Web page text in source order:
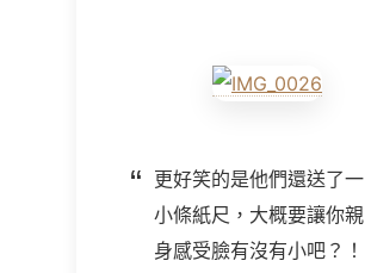
更好笑的是他們還送了一
小條紙尺，大概要讓你親
身感受臉有沒有小吧？！